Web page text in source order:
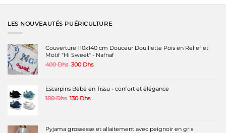
variations.
être
sur
produit
être
du
LES NOUVEAUTÉS PUÉRICULTURE
Couverture 110x140 cm Douceur Douillette Pois en Relief et
Motif "Hi Sweet" - Nafnaf
400Dhs Le
était :
400 Dhs.
300 DhsLe
est :
300 Dhs.
Escarpins Bébé en Tissu - confort et élégance
180Dhs Le
130 DhsLe
130 Dhs.
Pyjama grossesse et allaitement avec peignoir en gris